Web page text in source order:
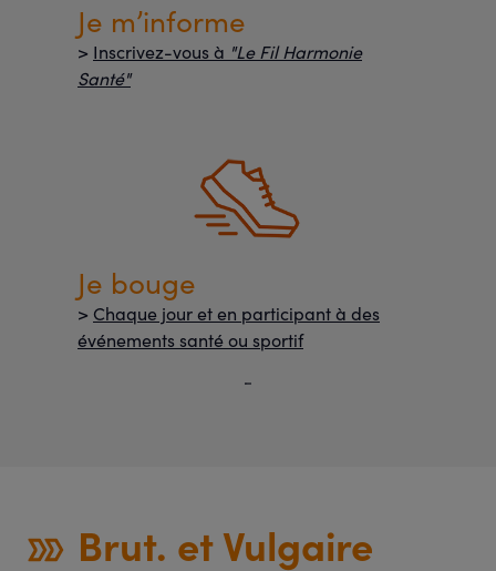
Je m’informe
> Inscrivez-vous à "Le Fil Harmonie
Santé"
Je bouge
> Chaque jour et en participant à des
événements santé ou sportif
Brut. et Vulgaire